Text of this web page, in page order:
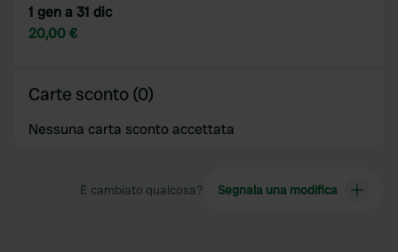
1 gen a 31 dic
20,00 €
Carte sconto (0)
Nessuna carta sconto accettata
È cambiato qualcosa? Segnala una modifica